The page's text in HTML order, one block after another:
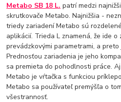
Metabo SB 18 L. patrí medzi
skrutkovače Metabo. Najnižšia -
triedy zariadení Metabo sú
aplikácií. Trieda L znamená, že ide
prevádzkovými parametrami, a
Prednosťou zariadenia je jeho
sa premieta do pohodlnosti práce.
Metabo je vŕtačka s funkciou
Metabo sa používateľ premýšľa o
všestrannosť.